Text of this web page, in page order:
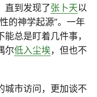
直到发现了张卜天以
的神学起源”。一年
总是盯着几件事，
尔低入尘埃，但也不
城市访问，更加谈不